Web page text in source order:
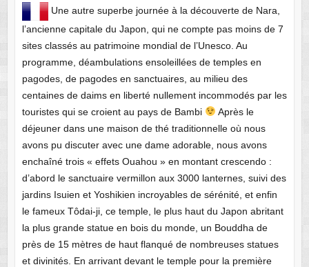
Une autre superbe journée à la découverte de Nara,
l’ancienne capitale du Japon, qui ne compte pas moins de 7
sites classés au patrimoine mondial de l’Unesco. Au
programme, déambulations ensoleillées de temples en
pagodes, de pagodes en sanctuaires, au milieu des
centaines de daims en liberté nullement incommodés par les
touristes qui se croient au pays de Bambi
Après le
déjeuner dans une maison de thé traditionnelle où nous
avons pu discuter avec une dame adorable, nous avons
enchaîné trois « effets Ouahou » en montant crescendo :
d’abord le sanctuaire vermillon aux 3000 lanternes, suivi des
jardins Isuien et Yoshikien incroyables de sérénité, et enfin
le fameux Tôdai-ji, ce temple, le plus haut du Japon abritant
la plus grande statue en bois du monde, un Bouddha de
près de 15 mètres de haut flanqué de nombreuses statues
et divinités. En arrivant devant le temple pour la première